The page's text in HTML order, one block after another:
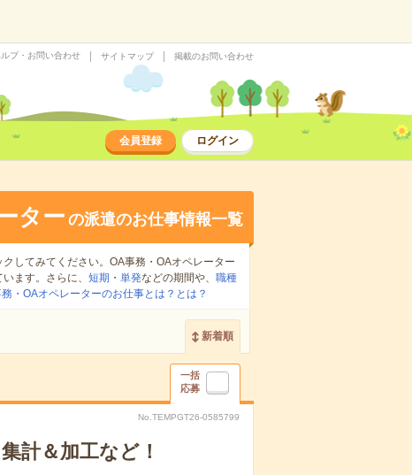
プ・お問い合わせ サイトマップ 掲載のお問い合わせ
会員登録 ログイン
ター の派遣のお仕事情報一覧
してみてください。OA事務・OAオペレーター
ます。さらに、 短期 ・ 単発などの期間や、 職種
・OAオペレーターのお仕事とは？とは？
新着順
一括
応募
No.TEMPGT26-0585799
計＆加工など！